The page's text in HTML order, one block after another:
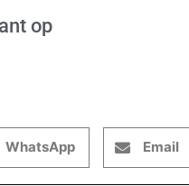
op
WhatsApp Email